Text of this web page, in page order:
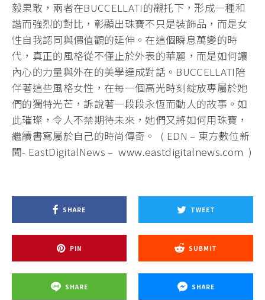
毅果敢，兩者在BUCCELLATI的襯托下，形成一種和
諧而強烈的對比，彰顯出珠寶不只是裝飾品，而是女
性自我認同與價值觀的延伸。在這個瞬息萬變的時
代，真正的風格從不僅止於外表的華麗，而是如何讓
內心的力量與外在的美學達成對話。BUCCELLATI陪
伴著這些風格女性，在每一個高光時刻綻放專屬於她
們的獨特光芒，訴說著一段段永恆而動人的故事。如
此璀璨，令人不禁期待未來，她們又將如何用珠寶，
繼續書寫屬於自己的時尚傳奇。 ( EDN – 東方數位新
聞- EastDigitalNews –www.eastdigitalnews.com )
SHARE TWEET
PIN SUBMIT
SHARE SHARE